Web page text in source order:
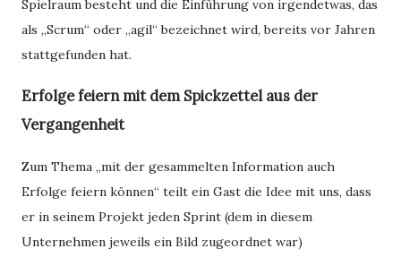
Spielraum besteht und die Einführung von irgendetwas, das
als „Scrum“ oder „agil“ bezeichnet wird, bereits vor Jahren
stattgefunden hat.
Erfolge feiern mit dem Spickzettel aus der
Vergangenheit
Zum Thema „mit der gesammelten Information auch
Erfolge feiern können“ teilt ein Gast die Idee mit uns, dass
er in seinem Projekt jeden Sprint (dem in diesem
Unternehmen jeweils ein Bild zugeordnet war)